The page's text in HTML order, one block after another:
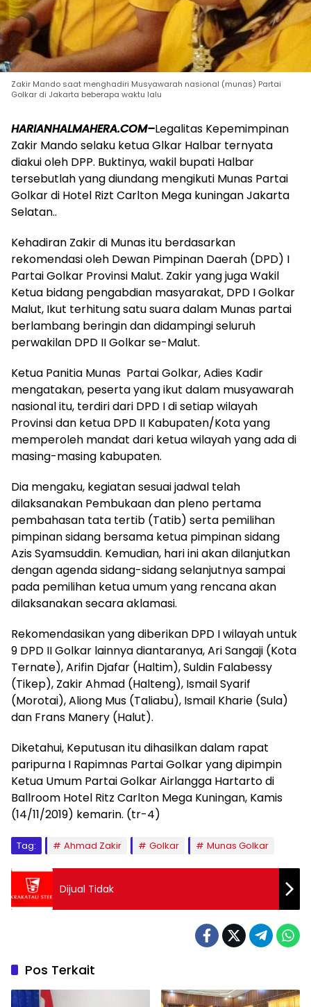
Zakir Mando saat menghadiri Musyawarah nasional (munas) Partai
Golkar di Jakarta beberapa waktu lalu
HARIANHALMAHERA.COM–Legalitas Kepemimpinan
Zakir Mando selaku ketua Glkar Halbar ternyata
diakui oleh DPP. Buktinya, wakil bupati Halbar
tersebutlah yang diundang mengikuti Munas Partai
Golkar di Hotel Rizt Carlton Mega kuningan Jakarta
Selatan..
Kehadiran Zakir di Munas itu berdasarkan
rekomendasi oleh Dewan Pimpinan Daerah (DPD) I
Partai Golkar Provinsi Malut. Zakir yang juga Wakil
Ketua bidang pengabdian masyarakat, DPD I Golkar
Malut, Ikut terhitung satu suara dalam Munas partai
berlambang beringin dan didampingi seluruh
perwakilan DPD II Golkar se-Malut.
Ketua Panitia Munas Partai Golkar, Adies Kadir
mengatakan, peserta yang ikut dalam musyawarah
nasional itu, terdiri dari DPD I di setiap wilayah
Provinsi dan ketua DPD II Kabupaten/Kota yang
memperoleh mandat dari ketua wilayah yang ada di
masing-masing kabupaten.
Dia mengaku, kegiatan sesuai jadwal telah
dilaksanakan Pembukaan dan pleno pertama
pembahasan tata tertib (Tatib) serta pemilihan
pimpinan sidang bersama ketua pimpinan sidang
Azis Syamsuddin. Kemudian, hari ini akan dilanjutkan
dengan agenda sidang-sidang selanjutnya sampai
pada pemilihan ketua umum yang rencana akan
dilaksanakan secara aklamasi.
Rekomendasikan yang diberikan DPD I wilayah untuk
9 DPD II Golkar lainnya diantaranya, Ari Sangaji (Kota
Ternate), Arifin Djafar (Haltim), Suldin Falabessy
(Tikep), Zakir Ahmad (Halteng), Ismail Syarif
(Morotai), Aliong Mus (Taliabu), Ismail Kharie (Sula)
dan Frans Manery (Halut).
Diketahui, Keputusan itu dihasilkan dalam rapat
paripurna I Rapimnas Partai Golkar yang dipimpin
Ketua Umum Partai Golkar Airlangga Hartarto di
Ballroom Hotel Ritz Carlton Mega Kuningan, Kamis
(14/11/2019) kemarin. (tr-4)
Tag: Ahmad Zakir Golkar Munas Golkar
Dijual Tidak
Pos Terkait